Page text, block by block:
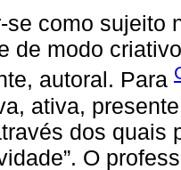
se como sujeito
de modo
autoral. Para
ativa,
dos quais
O